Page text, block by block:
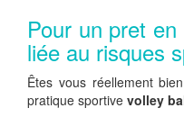
Pour un pret
liée au risques
Êtes vous réellement
pratique sportive volley